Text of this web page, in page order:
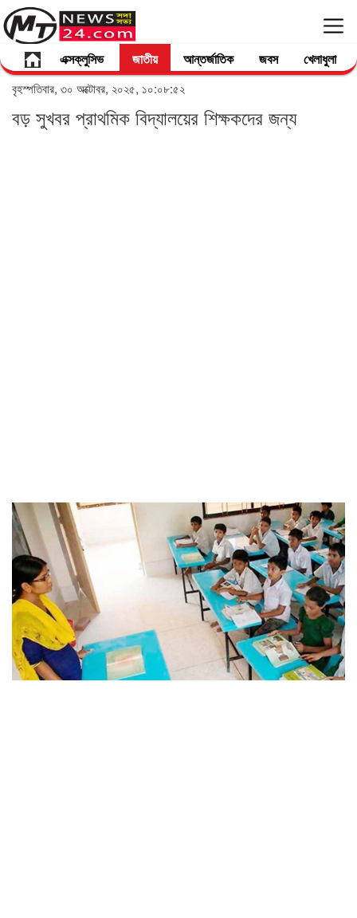
এক্সক্লুসিভ জাতীয় আন্তর্জাতিক জবস খেলাধুলা
বৃহস্পতিবার, ৩০ অক্টোবর, ২০২৫, ১০:০৮:৫২
বড় সুখবর প্রাথমিক বিদ্যালয়ের শিক্ষকদের জন্য